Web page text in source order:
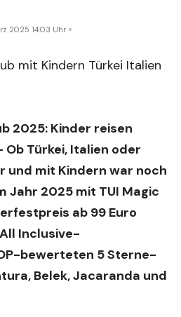
2025 14:03 Uhr
2025: Kinder reisen
Ob Türkei, Italien oder
und mit Kindern war noch
Jahr 2025 mit TUI Magic
ab 99 Euro
Inclusive-
bewerteten 5 Sterne-
Belek, Jacaranda und